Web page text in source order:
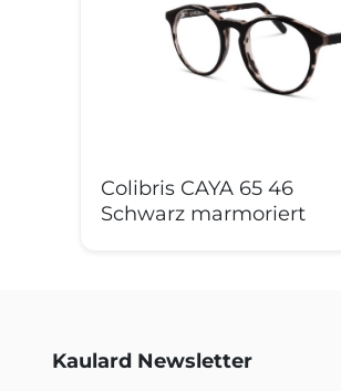
Colibris CAYA 65 46
Schwarz marmoriert
Kaulard Newsletter